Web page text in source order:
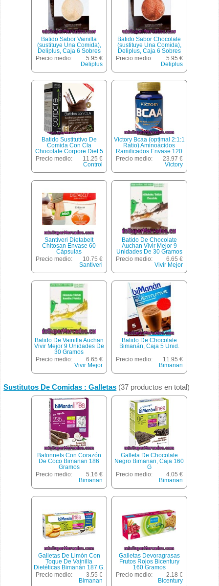
Batido Sabor Vainilla
(sustituye Una Comida),
Deliplus, Caja 6 Sobres
Precio medio:
5.95 €
Deliplus
Batido Sabor Chocolate
(sustituye Una Comida),
Deliplus, Caja 6 Sobres
Precio medio:
5.95 €
Deliplus
Batido Sustitutivo De
Comida Con Cla
Chocolate Corpore Diet 5
Ud.
Precio medio:
11.25 €
Control
Victory Bcaa (optimal 2:1:1
Ratio) Aminoácidos
Ramificados Envase 120
Cápsulas
Precio medio:
23.97 €
Victory
Santiveri Dietabelt
Chitosan Envase 60
Cápsulas
Precio medio:
10.75 €
Santiveri
Batido De Chocolate
Auchan Vivir Mejor 9
Unidades De 30 Gramos
Precio medio:
6.65 €
Vivir Mejor
Batido De Vainilla Auchan
Vivir Mejor 9 Unidades De
30 Gramos
Precio medio:
6.65 €
Vivir Mejor
Batido De Chocolate
Bimanán, Caja 5 Unid.
Precio medio:
11.95 €
Bimanan
Sustitutos De Comidas : Galletas (37 productos en total)
Batonnets Con Corazón
De Coco Bimanan 186
Gramos
Precio medio:
5.16 €
Bimanan
Galleta De Chocolate
Negro Bimanan, Caja 160
G
Precio medio:
4.05 €
Bimanan
Galletas De Limón Con
Toque De Vainilla
Dietéticas Bimanán 187 G.
Precio medio:
3.55 €
Bimanan
Galletas Devoragrasas
Frutos Rojos Bicentury
160 Gramos
Precio medio:
2.18 €
Bicentury